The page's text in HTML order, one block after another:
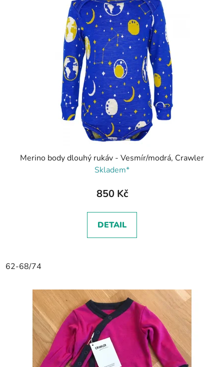
Merino body dlouhý rukáv - Vesmír/modrá, Crawler
Skladem*
850 Kč
DETAIL
62-68/74